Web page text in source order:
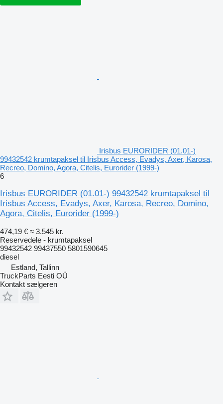
Irisbus EURORIDER (01.01-)
99432542 krumtapaksel til Irisbus Access, Evadys, Axer, Karosa,
Recreo, Domino, Agora, Citelis, Eurorider (1999-)
6
Irisbus EURORIDER (01.01-) 99432542 krumtapaksel til
Irisbus Access, Evadys, Axer, Karosa, Recreo, Domino,
Agora, Citelis, Eurorider (1999-)
474,19 € ≈ 3.545 kr.
Reservedele - krumtapaksel
99432542 99437550 5801590645
diesel
Estland, Tallinn
TruckParts Eesti OÜ
Kontakt sælgeren